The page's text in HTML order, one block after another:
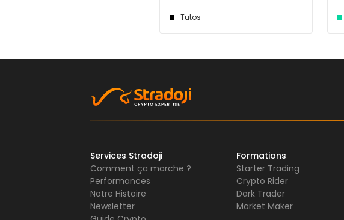
Tutos
Services Stradoji
Comment ça marche ?
Performances
Notre Histoire
Newsletter
Formations
Starter Trading
Crypto Rider
Dark Trader
Market Maker